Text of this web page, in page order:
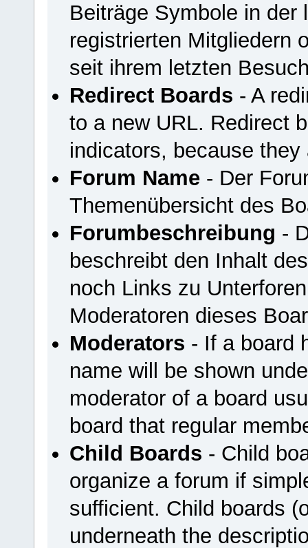
Beiträge Symbole in der
registrierten Mitgliedern
seit ihrem letzten
Redirect Boards - A
to a new URL. Redirect
indicators, because
Forum Name- Der
Themenübersicht des
Forumbeschreibung -
beschreibt den Inhalt
noch Links zu
Moderatoren dieses
Moderators - If a board
name will be shown
moderator of a board
board that regular
Child Boards - Child
organize a forum if
sufficient. Child boards
underneath the